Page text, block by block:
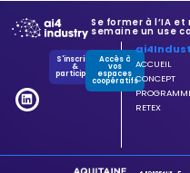
Se former à l’IA
semaine un use
S'inscrire
&
participer
Accès à
vos
espaces
coopératifs
ACCUEIL
CONCEPT
RETEX